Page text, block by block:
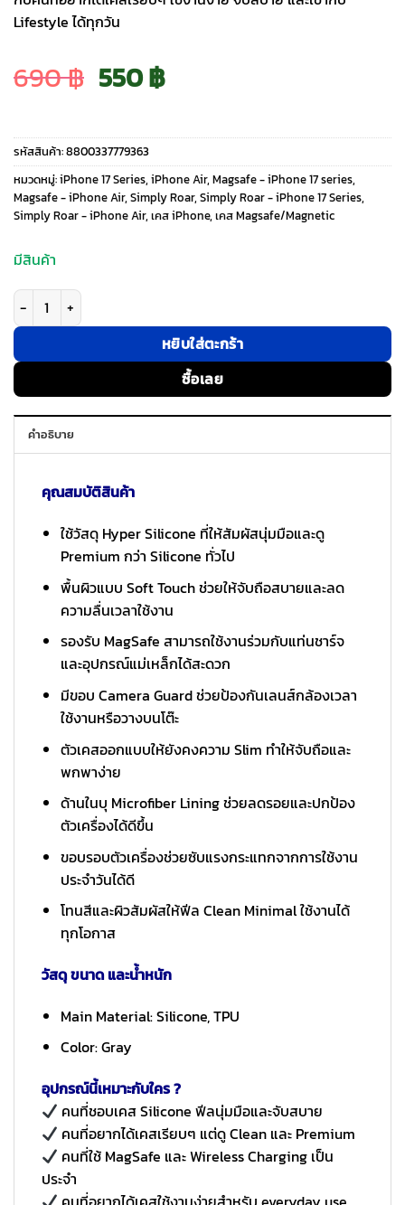
Lifestyle ได้ทุกวัน
690฿ Original
price
was:
690 ฿.
550฿Current
price
is:
550 ฿.
รหัสสินค้า:8800337779363
หมวดหมู่:iPhone 17 Series, iPhone Air, Magsafe - iPhone 17 series,
Magsafe - iPhone Air, Simply Roar, Simply Roar - iPhone 17 Series,
Simply Roar - iPhone Air, เคส iPhone, เคส Magsafe/Magnetic
มีสินค้า
จำนวน Simply Roar รุ่น Hyper Silicone Case - เคส iPhone Air - สี Gray
หยิบใส่ตะกร้า
ซื้อเลย
คำอธิบาย
คุณสมบัติสินค้า
ใช้วัสดุ Hyper Silicone ที่ให้สัมผัสนุ่มมือและดู
Premium กว่า Silicone ทั่วไป
พื้นผิวแบบ Soft Touch ช่วยให้จับถือสบายและลด
ความลื่นเวลาใช้งาน
รองรับ MagSafe สามารถใช้งานร่วมกับแท่นชาร์จ
และอุปกรณ์แม่เหล็กได้สะดวก
มีขอบ Camera Guard ช่วยป้องกันเลนส์กล้องเวลา
ใช้งานหรือวางบนโต๊ะ
ตัวเคสออกแบบให้ยังคงความ Slim ทำให้จับถือและ
พกพาง่าย
ด้านในบุ Microfiber Lining ช่วยลดรอยและปกป้อง
ตัวเครื่องได้ดีขึ้น
ขอบรอบตัวเครื่องช่วยซับแรงกระแทกจากการใช้งาน
ประจำวันได้ดี
โทนสีและผิวสัมผัสให้ฟีล Clean Minimal ใช้งานได้
ทุกโอกาส
วัสดุ ขนาด และน้ำหนัก
Main Material: Silicone, TPU
Color: Gray
อุปกรณ์นี้เหมาะกับใคร ?
คนที่ชอบเคส Silicone ฟีลนุ่มมือและจับสบาย
คนที่อยากได้เคสเรียบๆ แต่ดู Clean และ Premium
คนที่ใช้ MagSafe และ Wireless Charging เป็น
ประจำ